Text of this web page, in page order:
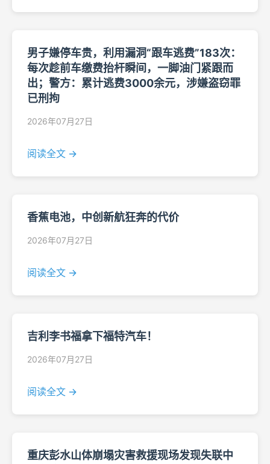
男子嫌停车贵，利用漏洞“跟车逃费”183次：
每次趁前车缴费抬杆瞬间，一脚油门紧跟而
出；警方：累计逃费3000余元，涉嫌盗窃罪
已刑拘
2026年07月27日
阅读全文 →
香蕉电池，中创新航狂奔的代价
2026年07月27日
阅读全文 →
吉利李书福拿下福特汽车！
2026年07月27日
阅读全文 →
重庆彭水山体崩塌灾害救援现场发现失联中